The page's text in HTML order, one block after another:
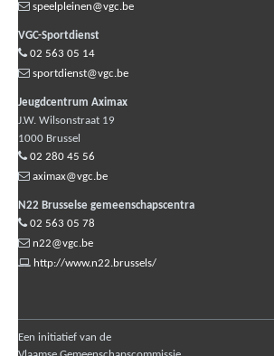
speelpleinen@vgc.be
VGC-Sportdienst
02 563 05 14
sportdienst@vgc.be
Jeugdcentrum Aximax
J.W. Wilsonstraat 19
1000 Brussel
02 280 45 56
aximax@vgc.be
N22 Brusselse gemeenschapscentra
02 563 05 78
n22@vgc.be
http://www.n22.brussels/
Een initiatief van de